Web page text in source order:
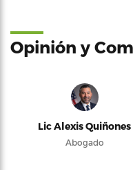
Opinión y
Lic Alexis Quiñones
Abogado